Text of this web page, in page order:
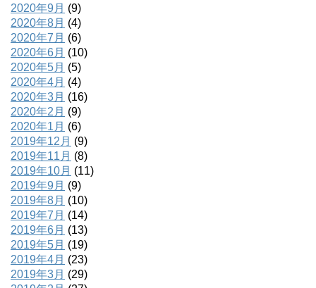
2020年9月 (9)
2020年8月 (4)
2020年7月 (6)
2020年6月 (10)
2020年5月 (5)
2020年4月 (4)
2020年3月 (16)
2020年2月 (9)
2020年1月 (6)
2019年12月 (9)
2019年11月 (8)
2019年10月 (11)
2019年9月 (9)
2019年8月 (10)
2019年7月 (14)
2019年6月 (13)
2019年5月 (19)
2019年4月 (23)
2019年3月 (29)